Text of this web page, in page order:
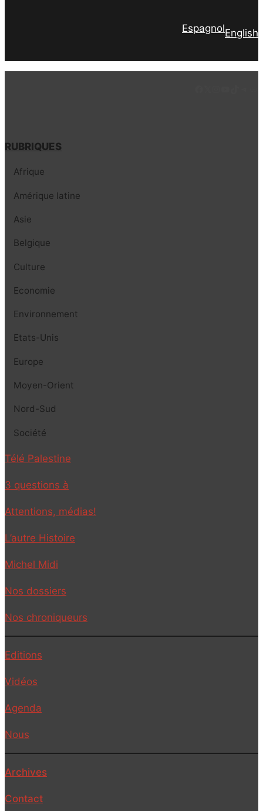
EspagnolEnglish
RUBRIQUES
Afrique
Amérique latine
Asie
Belgique
Culture
Economie
Environnement
Etats-Unis
Europe
Moyen-Orient
Nord-Sud
Société
Télé Palestine
3 questions à
Attentions, médias!
L’autre Histoire
Michel Midi
Nos dossiers
Nos chroniqueurs
Editions
Vidéos
Agenda
Nous
Archives
Contact